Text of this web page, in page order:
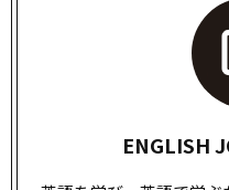
ENGLISH